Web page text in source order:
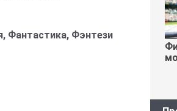
Фантастика, Фэнтези